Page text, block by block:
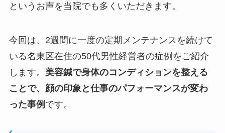
というお声を当院でも多くいただきます。
今回は、2週間に一度の定期メンテナンスを続けて
いる名東区在住の50代男性経営者の症例をご紹介
します。 美容鍼で身体のコンディションを整える
ことで、顔の印象と仕事のパフォーマンスが変わ
った事例 です。